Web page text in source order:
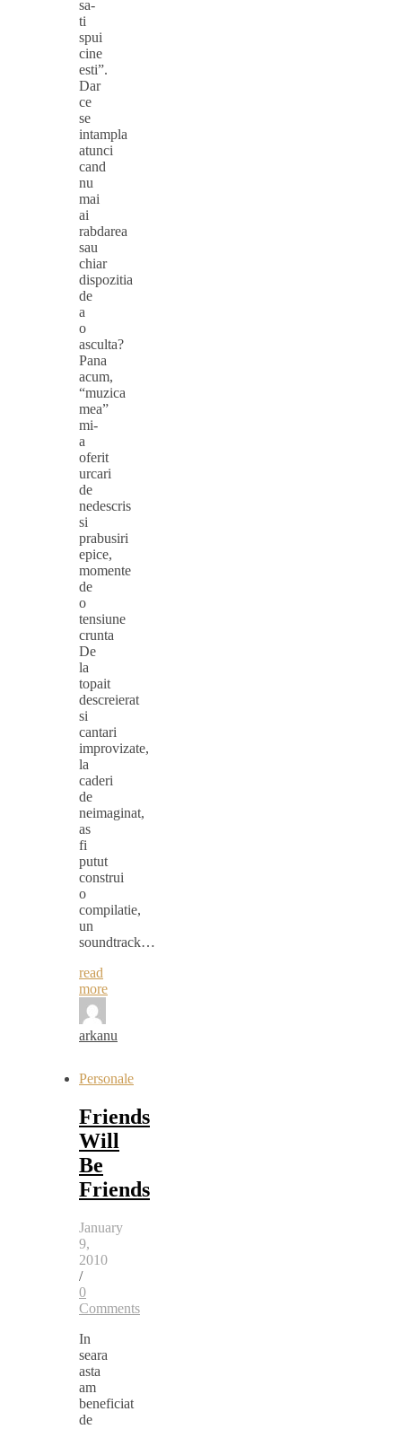
sa-
ti
spui
cine
esti”.
Dar
ce
se
intampla
atunci
cand
nu
mai
ai
rabdarea
sau
chiar
dispozitia
de
a
o
asculta?
Pana
acum,
“muzica
mea”
mi-
a
oferit
urcari
de
nedescris
si
prabusiri
epice,
momente
de
o
tensiune
crunta
De
la
topait
descreierat
si
cantari
improvizate,
la
caderi
de
neimaginat,
as
fi
putut
construi
o
compilatie,
un
soundtrack…
read
more
arkanu
Personale
Friends
Will
Be
Friends
January
9,
2010
/
0
Comments
In
seara
asta
am
beneficiat
de